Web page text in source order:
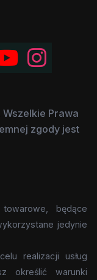
Wszelkie Prawa
zgody jest
będące
jedynie
realizacji usług
określić warunki